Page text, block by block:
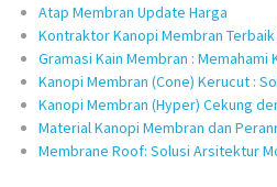
Atap Membran Update Harga
Kontraktor Kanopi Membran Terbaik
Gramasi Kain Membran : Memahami
Kanopi Membran (Cone) Kerucut :
Kanopi Membran (Hyper) Cekung
Material Kanopi Membran dan
Membrane Roof: Solusi Arsitektur